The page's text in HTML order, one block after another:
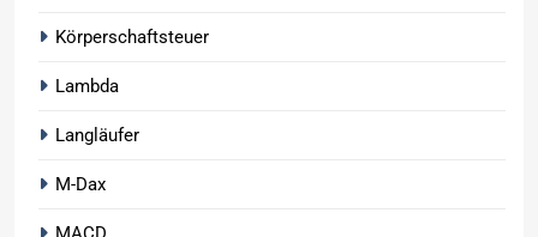
Körperschaftsteuer
Lambda
Langläufer
M-Dax